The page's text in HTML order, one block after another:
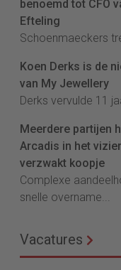
benoemd tot CFO
Efteling
Schoenmaeckers
Koen Derks is de
van My Jewellery
Derks vervulde 11
Meerdere partijen
Arcadis in het
verzwakt koopje
Complexe
snelle overname...
Vacatures